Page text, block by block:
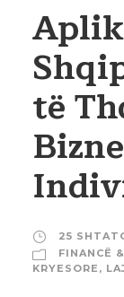
të
25
FINANCË
KRYESORE ,